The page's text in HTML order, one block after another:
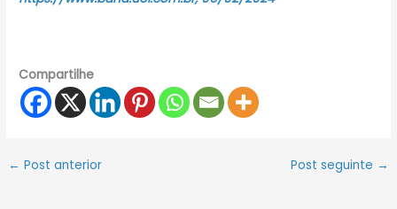
Compartilhe
← Post anterior Post seguinte →